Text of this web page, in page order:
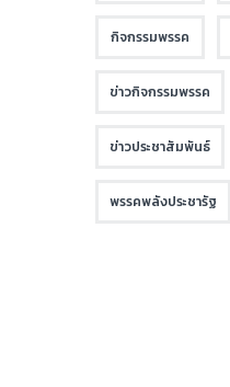
กิจกรรมพรรค
ข่าวกิจกรรมพรรค
ข่าวประชาสัมพันธ์
พรรคพลังประชารัฐ